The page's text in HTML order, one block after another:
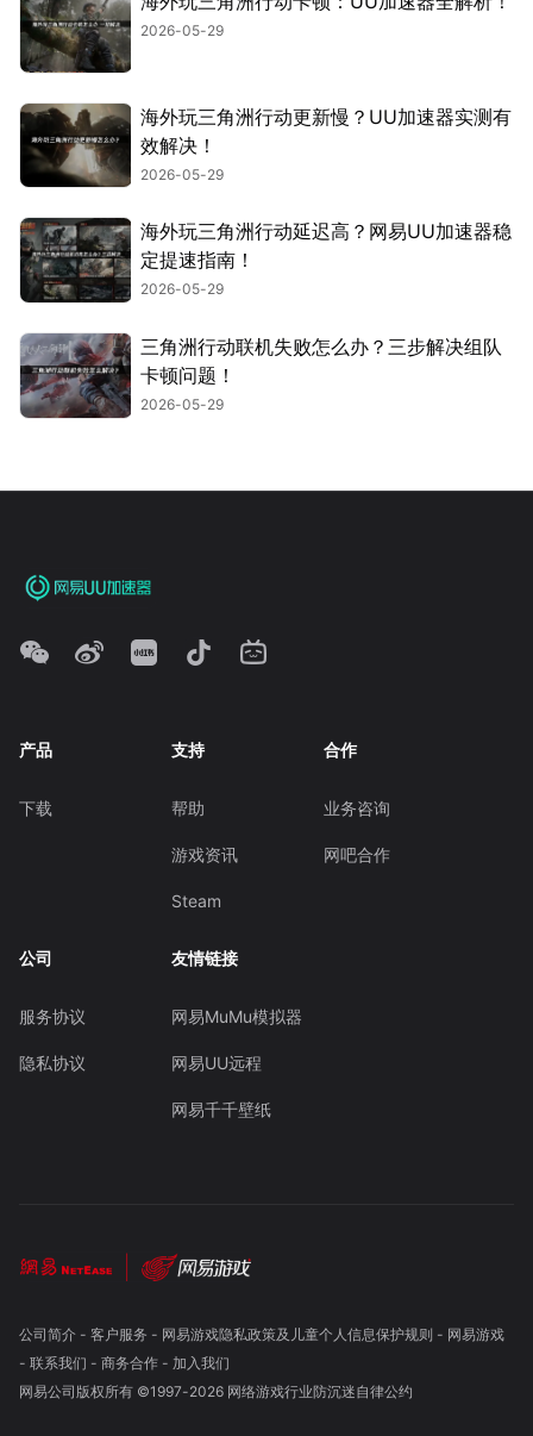
2026-05-29
海外玩三角洲行动更新慢？UU加速器实测有
效解决！
2026-05-29
海外玩三角洲行动延迟高？网易UU加速器稳
定提速指南！
2026-05-29
三角洲行动联机失败怎么办？三步解决组队
卡顿问题！
2026-05-29
产品
下载
支持
帮助
游戏资讯
Steam
合作
业务咨询
网吧合作
公司
服务协议
隐私协议
友情链接
网易MuMu模拟器
网易UU远程
网易千千壁纸
公司简介- 客户服务 - 网易游戏隐私政策及儿童个人信息保护规则 - 网易游戏
- 联系我们 - 商务合作- 加入我们
网易公司版权所有 ©1997-2026 网络游戏行业防沉迷自律公约